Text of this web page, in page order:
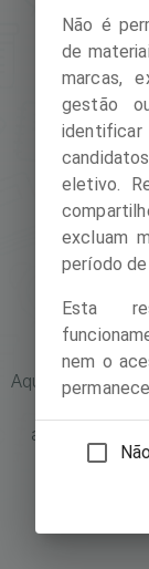
Não é
de
marcas,
gestão
eletivo.
excluam
período
Esta
nem o
MEC
Aqui você pode
acessar e
Não